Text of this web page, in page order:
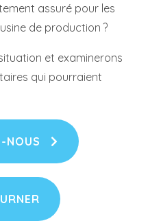
assuré pour les
de production ?
et examinerons
qui pourraient
NOUS